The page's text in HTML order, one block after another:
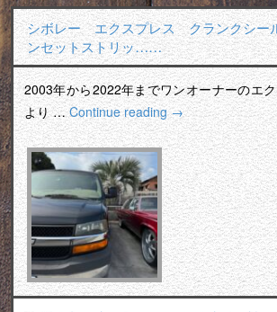
シボレー エクスプレス クランクシ
ンセットストリッ……
2003年から2022年までワンオーナーのエ
より …Continue reading→